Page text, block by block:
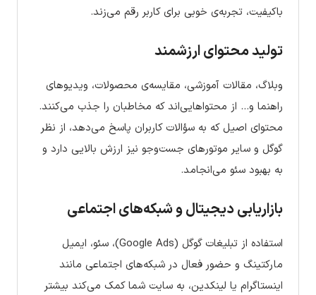
باکیفیت، تجربه‌ی خوبی برای کاربر رقم می‌زند.
تولید محتوای ارزشمند
وبلاگ، مقالات آموزشی، مقایسه‌ی محصولات، ویدیوهای
راهنما و… از محتواهایی‌اند که مخاطبان را جذب می‌کنند.
محتوای اصیل که به سؤالات کاربران پاسخ می‌دهد، از نظر
گوگل و سایر موتورهای جست‌وجو نیز ارزش بالایی دارد و
به بهبود سئو می‌انجامد.
بازاریابی دیجیتال و شبکه‌های اجتماعی
استفاده از تبلیغات گوگل (Google Ads)، سئو، ایمیل
مارکتینگ و حضور فعال در شبکه‌های اجتماعی مانند
اینستاگرام یا لینکدین، به سایت شما کمک می‌کند بیشتر